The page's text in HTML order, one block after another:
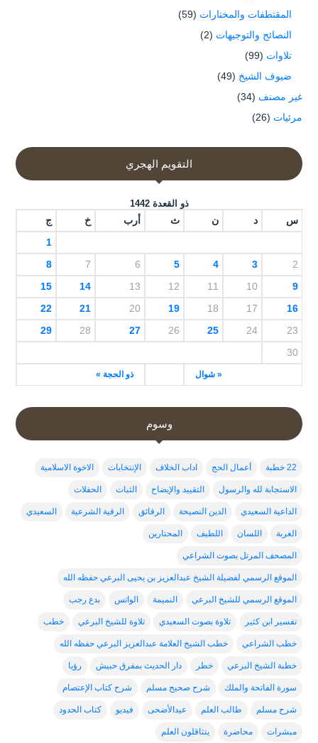
المقتطفات والمختارات (59)
النصائح والتوجيهات (2)
تلاوات (99)
ضيوف الشيخ (49)
غير مصنف (34)
مرئيات (26)
التقويم الهجري
ذو القعدة 1442
س د ن ث أرب خ ج
« شوال ذو الحجة »
1
2
3
4
5
6
7
8
9
10
11
12
13
14
15
16
17
18
19
20
21
22
23
24
25
26
27
28
29
30
وسوم
22 خطبة أعمال الحج اداب الخلاف الإنتخابات الاخوة الاسلامية
الاستجابة لله والرسول التقييد والإيضاح الثبات الحفلات
الداعية السعيدي الدين النصيحة الرقائق الرقية الشرعية السعيدي
الغربة اللسان اللطيف المحتارين
المصحف المرتل بصوت الشراعي
الموقع الرسمي لفضيلة الشيخ عبدالعزيز بن يحيى البرعي حفظه الله
الموقع الرسمي للشيخ البرعي النميمة الواتس بدع رجب
تفسير ابن كثير تلاوة بصوت السعيدي تلاوة للشيخ البرعي خطب
خطب الشراعي خطب الشيخ العلامة عبدالعزيز البرعي حفظه الله
خطبة الشيخ البرعي خطر دار الحديث بمفرق حبيش رؤيا
سورة الفاتحة والملك شرح صحيح مسلم شرح كتاب الإعتصام
شرح مسلم طالب العلم عيدالأضحى فيديو كتاب الحدود
مبشرات محاضرة يتثاقلون العلم